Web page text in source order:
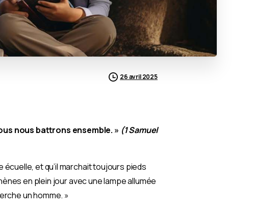
26 avril 2025
nous battrons ensemble. » (1 Samuel
et qu’il marchait toujours pieds
en plein jour avec une lampe allumée
un homme. »